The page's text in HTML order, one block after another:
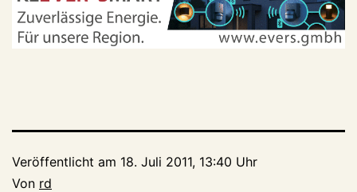
Veröffentlicht am 18. Juli 2011, 13:40 Uhr
Von rd